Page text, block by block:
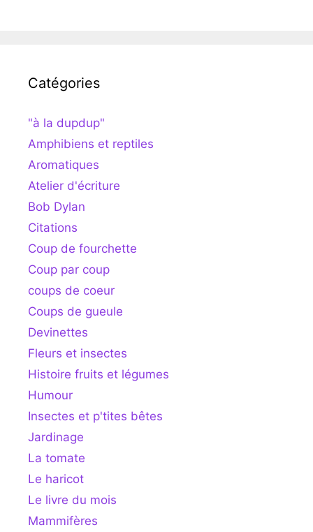
Catégories
"à la dupdup"
Amphibiens et reptiles
Aromatiques
Atelier d'écriture
Bob Dylan
Citations
Coup de fourchette
Coup par coup
coups de coeur
Coups de gueule
Devinettes
Fleurs et insectes
Histoire fruits et légumes
Humour
Insectes et p'tites bêtes
Jardinage
La tomate
Le haricot
Le livre du mois
Mammifères